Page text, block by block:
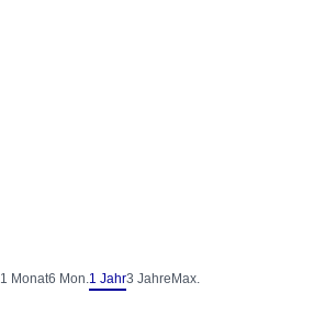
1 Monat6 Mon.1 Jahr3 Jahre Max.